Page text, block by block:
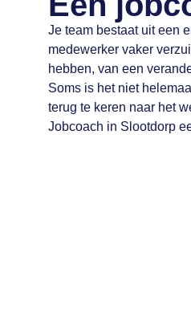
Je team bestaat uit een
medewerker vaker
hebben, van een
Soms is het niet
terug te keren naar het
Jobcoach in Slootdorp